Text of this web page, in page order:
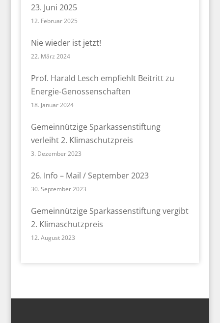
23. Juni 2025
12. Februar 2025
Nie wieder ist jetzt!
22. März 2024
Prof. Harald Lesch empfiehlt Beitritt zu
Energie-Genossenschaften
18. Januar 2024
Gemeinnützige Sparkassenstiftung
verleiht 2. Klimaschutzpreis
3. Dezember 2023
26. Info – Mail / September 2023
30. September 2023
Gemeinnützige Sparkassenstiftung vergibt
2. Klimaschutzpreis
12. August 2023